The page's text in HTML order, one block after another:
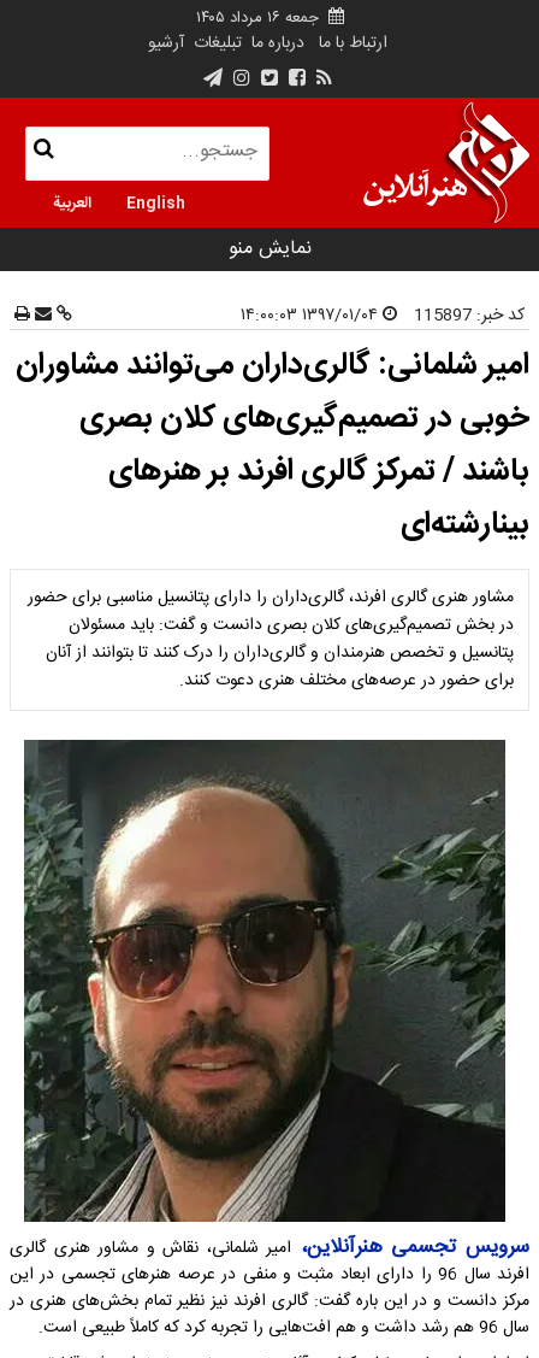
جمعه ۱۶ مرداد ۱۴۰۵
ارتباط با ما درباره ما تبلیغات آرشیو
English العربية
نمایش منو
کد خبر: 115897
امیر شلمانی: گالری‌داران می‌توانند مشاوران
خوبی در تصمیم‌گیری‌های کلان بصری
باشند / تمرکز گالری افرند بر هنرهای
بینارشته‌ای
مشاور هنری گالری افرند، گالری‌داران را دارای پتانسیل مناسبی برای حضور
در بخش تصمیم‌گیری‌های کلان بصری دانست و گفت: باید مسئولان
پتانسیل و تخصص هنرمندان و گالری‌داران را درک کنند تا بتوانند از آنان
برای حضور در عرصه‌های مختلف هنری دعوت کنند.
سرویس تجسمی هنرآنلاین، امیر شلمانی، نقاش و مشاور هنری گالری
افرند سال 96 را دارای ابعاد مثبت و منفی در عرصه هنرهای تجسمی در این
مرکز دانست و در این باره گفت: گالری افرند نیز نظیر تمام بخش‌های هنری در
سال 96 هم رشد داشت و هم افت‌هایی را تجربه کرد که کاملاً طبیعی است.